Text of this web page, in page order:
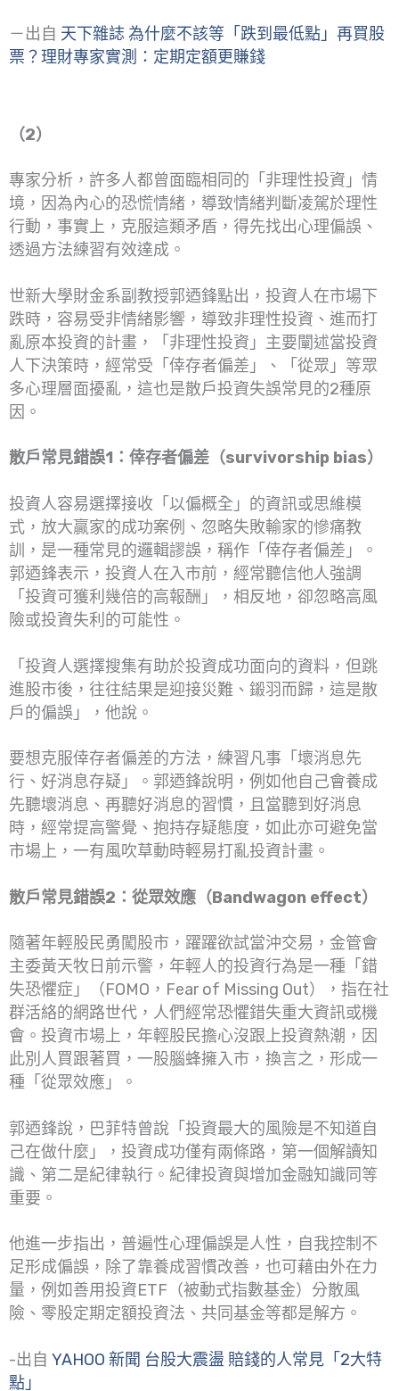
－出自 天下雜誌 為什麼不該等「跌到最低點」再買股
票？理財專家實測：定期定額更賺錢
（2）
專家分析，許多人都曾面臨相同的「非理性投資」情
境，因為內心的恐慌情緒，導致情緒判斷凌駕於理性
行動，事實上，克服這類矛盾，得先找出心理偏誤、
透過方法練習有效達成。
世新大學財金系副教授郭迺鋒點出，投資人在市場下
跌時，容易受非情緒影響，導致非理性投資、進而打
亂原本投資的計畫，「非理性投資」主要闡述當投資
人下決策時，經常受「倖存者偏差」、「從眾」等眾
多心理層面擾亂，這也是散戶投資失誤常見的2種原
因。
散戶常見錯誤1：倖存者偏差（survivorship bias）
投資人容易選擇接收「以偏概全」的資訊或思維模
式，放大贏家的成功案例、忽略失敗輸家的慘痛教
訓，是一種常見的邏輯謬誤，稱作「倖存者偏差」。
郭迺鋒表示，投資人在入市前，經常聽信他人強調
「投資可獲利幾倍的高報酬」，相反地，卻忽略高風
險或投資失利的可能性。
「投資人選擇搜集有助於投資成功面向的資料，但跳
進股市後，往往結果是迎接災難、鎩羽而歸，這是散
戶的偏誤」，他說。
要想克服倖存者偏差的方法，練習凡事「壞消息先
行、好消息存疑」。郭迺鋒說明，例如他自己會養成
先聽壞消息、再聽好消息的習慣，且當聽到好消息
時，經常提高警覺、抱持存疑態度，如此亦可避免當
市場上，一有風吹草動時輕易打亂投資計畫。
散戶常見錯誤2：從眾效應（Bandwagon effect）
隨著年輕股民勇闖股市，躍躍欲試當沖交易，金管會
主委黃天牧日前示警，年輕人的投資行為是一種「錯
失恐懼症」（FOMO，Fear of Missing Out），指在社
群活絡的網路世代，人們經常恐懼錯失重大資訊或機
會。投資市場上，年輕股民擔心沒跟上投資熱潮，因
此別人買跟著買，一股腦蜂擁入市，換言之，形成一
種「從眾效應」。
郭迺鋒說，巴菲特曾說「投資最大的風險是不知道自
己在做什麼」，投資成功僅有兩條路，第一個解讀知
識、第二是紀律執行。紀律投資與增加金融知識同等
重要。
他進一步指出，普遍性心理偏誤是人性，自我控制不
足形成偏誤，除了靠養成習慣改善，也可藉由外在力
量，例如善用投資ETF（被動式指數基金）分散風
險、零股定期定額投資法、共同基金等都是解方。
-出自 YAHOO 新聞 台股大震盪 賠錢的人常見「2大特
點」